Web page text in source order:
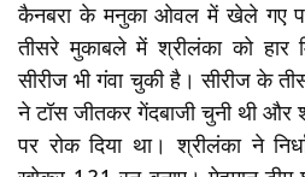
कैनबरा के मनुका ओवल में खेले गए
तीसरे मुकाबले में श्रीलंका को
सीरीज भी गंवा चुकी है। सीरीज के
ने टॉस जीतकर गेंदबाजी चुनी थी और
पर रोक दिया था। श्रीलंका ने